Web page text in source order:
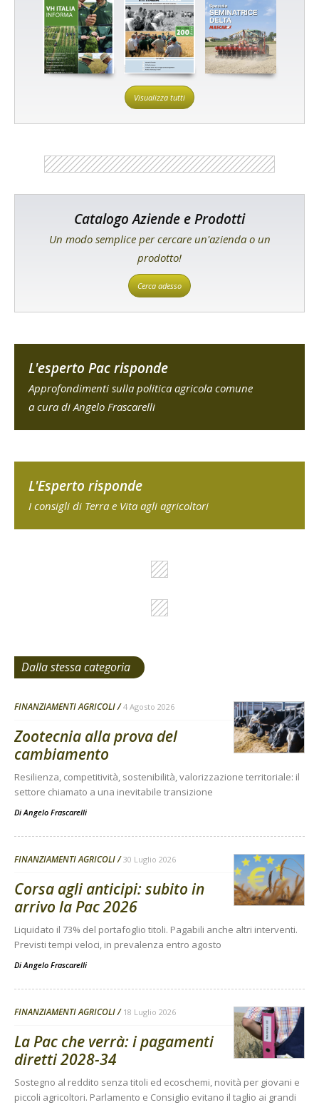
Visualizza tutti
Catalogo Aziende e Prodotti
Un modo semplice per cercare un'azienda o un
prodotto!
Cerca adesso
L'esperto Pac risponde
Approfondimenti sulla politica agricola comune
a cura di Angelo Frascarelli
L'Esperto risponde
I consigli di Terra e Vita agli agricoltori
Dalla stessa categoria
FINANZIAMENTI AGRICOLI 4 Agosto 2026
Zootecnia alla prova del
cambiamento
Resilienza, competitività, sostenibilità, valorizzazione territoriale: il
settore chiamato a una inevitabile transizione
DiAngelo Frascarelli
FINANZIAMENTI AGRICOLI 30 Luglio 2026
Corsa agli anticipi: subito in
arrivo la Pac 2026
Liquidato il 73% del portafoglio titoli. Pagabili anche altri interventi.
Previsti tempi veloci, in prevalenza entro agosto
DiAngelo Frascarelli
FINANZIAMENTI AGRICOLI 18 Luglio 2026
La Pac che verrà: i pagamenti
diretti 2028-34
Sostegno al reddito senza titoli ed ecoschemi, novità per giovani e
piccoli agricoltori. Parlamento e Consiglio evitano il taglio ai grandi